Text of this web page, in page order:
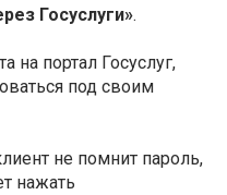
Госуслуги».
на портал Госуслуг,
под своим
не помнит пароль,
нажать